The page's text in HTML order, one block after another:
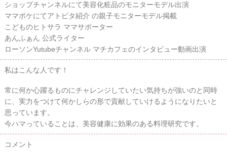
ショップチャンネルにて美容化粧品のモニターモデル出演
ママポケにてアトピタ紹介 の親子モニターモデル掲載
こどものヒトサラ ママサポーター
あんふぁん 公式ライター
ローソンYutubeチャンネル マチカフェのインタビュー動画出演
私はこんな人です！
常に何か心躍るものにチャレンジしていたい気持ちが強いのと同時
に、実力をつけて何かしらの形で貢献していけるようになりたいと
思っています。
今ハマっていることは、美容健康に効果のある料理研究です。
コメント